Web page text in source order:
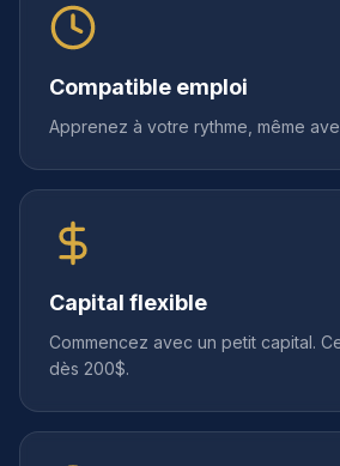
Compatible emploi
Apprenez à votre rythme, même
Capital flexible
Commencez avec un petit capital.
dès 200$.